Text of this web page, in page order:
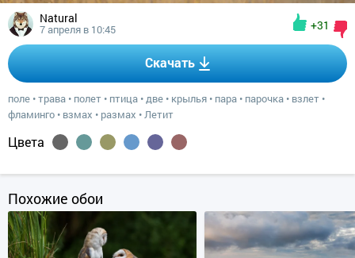
Natural
7 апреля в 10:45 +31
Скачать
поле •трава • полет • птица •две • крылья • пара • парочка • взлет •
фламинго • взмах • размах •Летит
Цвета
Похожие обои